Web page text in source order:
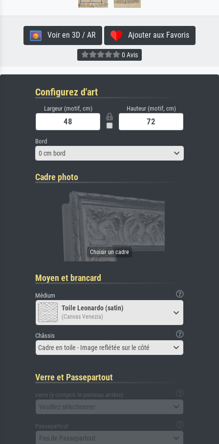
Voir en 3D / AR Ajouter aux Favoris
0 Avis
Configurez d'art
Largeur (motif, cm) Hauteur (motif, cm)
Bord
0 cm bord
Cadre photo
Moyen et brancard
Médium
Toile Leonardo (satin)
(Canvas Venezia)
Châssis
Cadre en toile - Image reflétée sur le côté
Verre et Passepartout
verre (y compris le panneau arrière)
Veuillez sélectionner
Passepartout
Pas de Passepartout